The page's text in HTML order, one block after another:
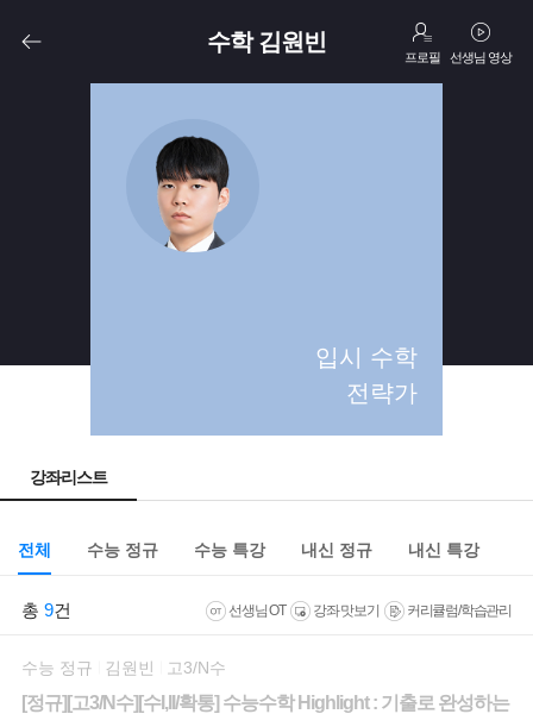
수학 김원빈
프로필 선생님 영상
입시 수학
전략가
강좌리스트
전체 수능 정규 수능 특강 내신 정규 내신 특강
총 9건 선생님 OT 강좌 맛보기 커리큘럼/학습관리
수능 정규 김원빈 고3/N수
[정규][고3/N수][수I,II/확통] 수능수학 Highlight : 기출로 완성하는